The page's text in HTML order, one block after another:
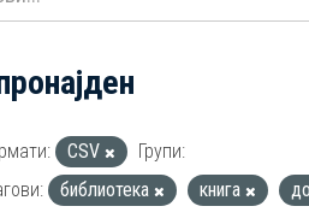
CSV
Групи:
библиотека книга